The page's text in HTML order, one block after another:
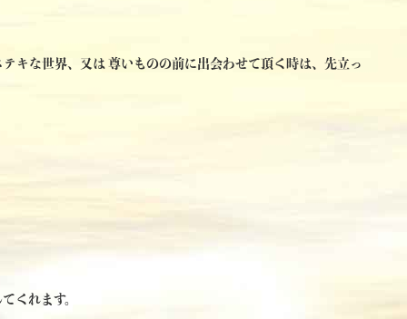
キな世界、又は 尊いものの前に出会わせて頂く時は、先立っ
くれます。